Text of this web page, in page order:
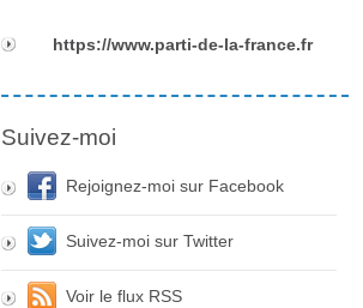
https://www.parti-de-la-france.fr
Suivez-moi
Rejoignez-moi sur Facebook
Suivez-moi sur Twitter
Voir le flux RSS